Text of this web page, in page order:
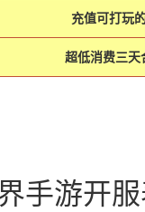
充值可打玩
超低消费三天
手游开